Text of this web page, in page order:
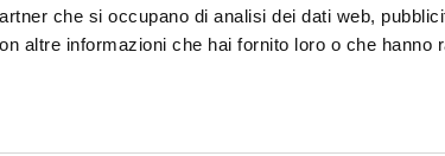
che si occupano di analisi dei dati web,
altre informazioni che hai fornito loro o che hanno